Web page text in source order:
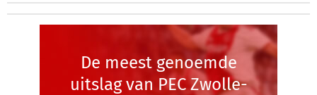
De meest genoemde
uitslag van PEC Zwolle-